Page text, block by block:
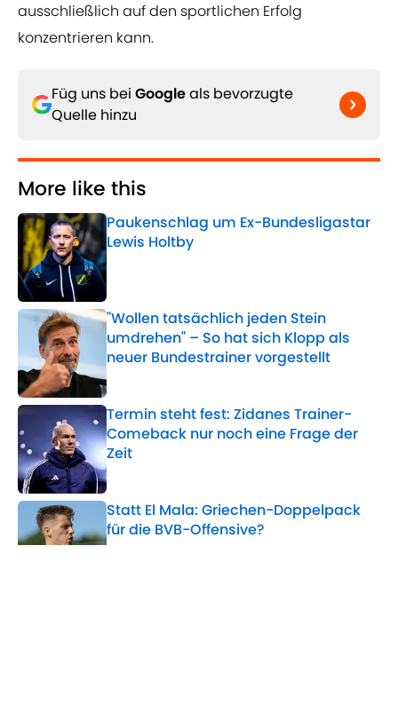
ausschließlich auf den sportlichen Erfolg
konzentrieren kann.
Füg uns bei Googleals bevorzugte
Quelle hinzu
More like this
Paukenschlag um Ex-Bundesligastar
Lewis Holtby
Published by on Invalid Date
"Wollen tatsächlich jeden Stein
umdrehen" – So hat sich Klopp als
neuer Bundestrainer vorgestellt
Published by on Invalid Date
Termin steht fest: Zidanes Trainer-
Comeback nur noch eine Frage der
Zeit
Published by on Invalid Date
Statt El Mala: Griechen-Doppelpack
für die BVB-Offensive?
Published by on Invalid Date